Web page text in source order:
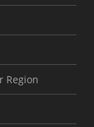
Region